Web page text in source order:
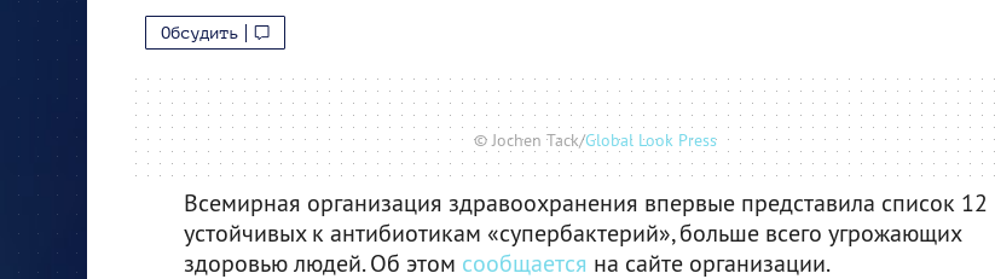
Обсудить
© Jochen Tack/Global Look Press
Всемирная организация здравоохранения впервые представила список 12
устойчивых к антибиотикам «супербактерий», больше всего угрожающих
здоровью людей. Об этом сообщается на сайте организации.